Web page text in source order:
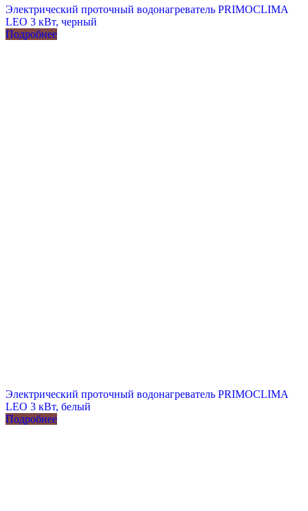
Электрический проточный водонагреватель PRIMOCLIMA
LEO 3 кВт, черный
Подробнее
Электрический проточный водонагреватель PRIMOCLIMA
LEO 3 кВт, белый
Подробнее